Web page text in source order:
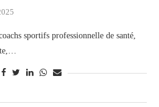
sportifs professionnelle de santé,